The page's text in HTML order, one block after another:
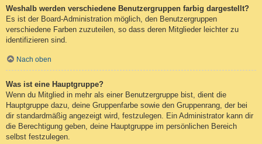
Weshalb werden verschiedene Benutzergruppen farbig dargestellt?
Es ist der Board-Administration möglich, den Benutzergruppen
verschiedene Farben zuzuteilen, so dass deren Mitglieder leichter zu
identifizieren sind.
Nach oben
Was ist eine Hauptgruppe?
Wenn du Mitglied in mehr als einer Benutzergruppe bist, dient die
Hauptgruppe dazu, deine Gruppenfarbe sowie den Gruppenrang, der bei
dir standardmäßig angezeigt wird, festzulegen. Ein Administrator kann dir
die Berechtigung geben, deine Hauptgruppe im persönlichen Bereich
selbst festzulegen.